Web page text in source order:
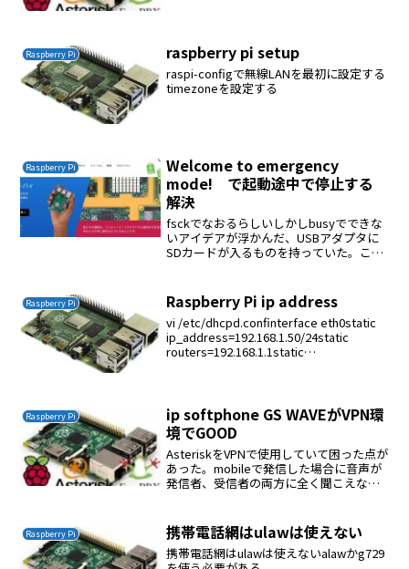
Raspberry Pi raspberry pi setup
raspi-configで無線LANを最初に設定する
timezoneを設定する
Raspberry Pi
Welcome to emergency
mode! で起動途中で停止する
解決
fsckでなおるらしいしかしbusyでできな
いアイデアが浮かんだ、USBアダプタに
SDカードが入るものを持っていた。これ
Raspberry Pi Raspberry Pi ip address
vi /etc/dhcpd.confinterface eth0static
ip_address=192.168.1.50/24static
routers=192.168.1.1static
Raspberry Pi
ip softphone GS WAVEがVPN環
境でGOOD
AsteriskをVPNで使用していて困った点が
あった。mobileで発信した場合に音声が
発信者、受信者の両方に全く聞こえな
WAVEをインストールすると問題が解決...
Raspberry Pi 携帯電話網はulawは使えない
携帯電話網はulawは使えないalawかg729